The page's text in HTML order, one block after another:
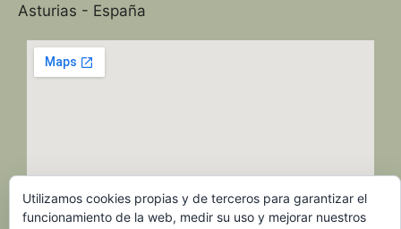
Asturias - España
Utilizamos cookies propias y de terceros para garantizar el
funcionamiento de la web, medir su uso y mejorar nuestros